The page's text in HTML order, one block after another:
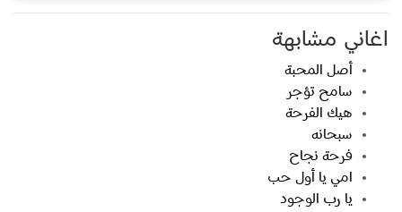
اغاني مشابهة
أصل المحبة
سامح تؤجر
هيك الفرحة
سبحانه
فرحة نجاح
امي يا أول حب
يا رب الوجود